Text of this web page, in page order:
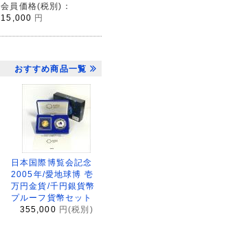
会員価格(税別)：
15,000 円
おすすめ商品一覧
日本国際博覧会記念
2005年/愛地球博 壱
万円金貨/千円銀貨幣
プルーフ貨幣セット
355,000 円(税別)